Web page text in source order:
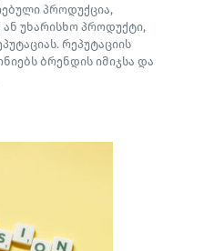
პროდუქცია,
უხარისხო პროდუქტი,
რეპუტაციის
ბრენდის იმიჯსა და